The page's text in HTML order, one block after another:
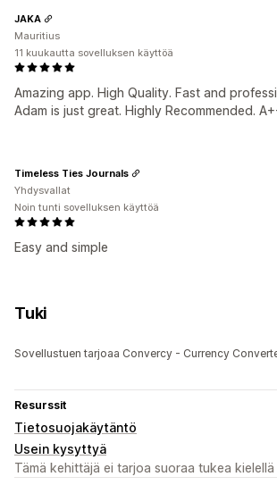
Amazing app. High Quality. Fast and
Adam is just great. Highly Recommended.
JAKA
Mauritius
11 kuukautta sovelluksen käyttöä
Easy and simple
Timeless Ties Journals
Yhdysvallat
Noin tunti sovelluksen käyttöä
Tuki
Sovellustuen tarjoaa Convercy ‑ Currency
Resurssit
Tietosuojakäytäntö
Usein kysyttyä
Tämä kehittäjä ei tarjoa suoraa tukea kielellä